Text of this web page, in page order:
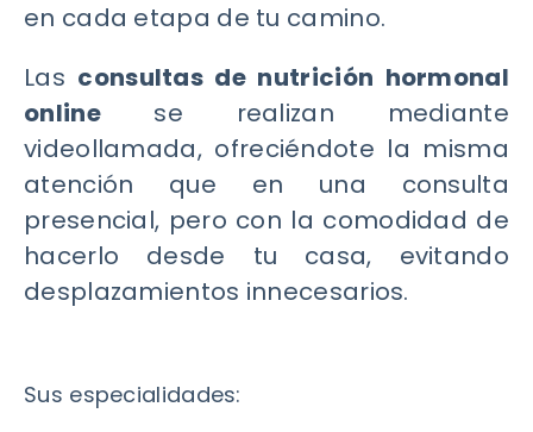
en cada etapa de tu camino.
Las consultas de nutrición hormonal
onlinese realizan mediante
videollamada, ofreciéndote la misma
atención que en una consulta
presencial, pero con la comodidad de
hacerlo desde tu casa, evitando
desplazamientos innecesarios.
Sus especialidades: